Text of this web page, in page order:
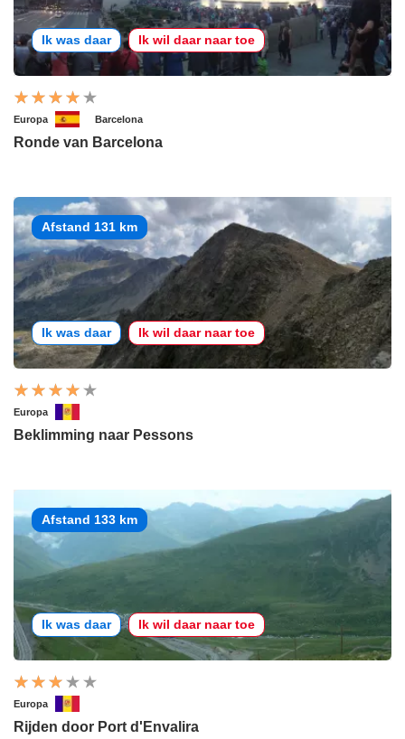
Ik was daar Ik wil daar naar toe
Europa Barcelona
Ronde van Barcelona
Afstand 131 km
Ik was daar Ik wil daar naar toe
Europa
Beklimming naar Pessons
Afstand 133 km
Ik was daar Ik wil daar naar toe
Europa
Rijden door Port d'Envalira